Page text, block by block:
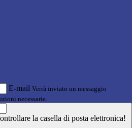
E-mail Verrà inviato un messaggio
necessarie.
la casella di posta elettronica!